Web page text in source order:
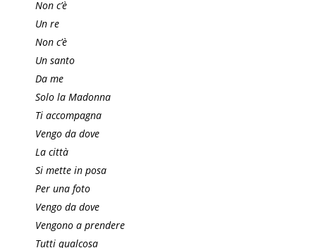
Non c’è
Un re
Non c’è
Un santo
Da me
Solo la Madonna
Ti accompagna
Vengo da dove
La città
Si mette in posa
Per una foto
Vengo da dove
Vengono a prendere
Tutti qualcosa